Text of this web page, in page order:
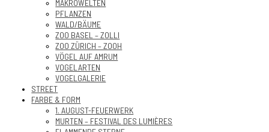
MAKROWELTEN
PFLANZEN
WALD/BÄUME
ZOO BASEL – ZOLLI
ZOO ZÜRICH – ZOOH
VÖGEL AUF AMRUM
VOGELARTEN
VOGELGALERIE
STREET
FARBE & FORM
1. AUGUST-FEUERWERK
MURTEN – FESTIVAL DES LUMIÈRES